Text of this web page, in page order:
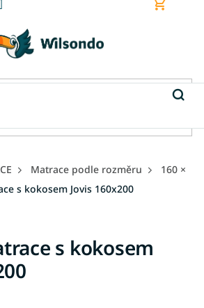
Nákupní
Matrace podle rozměru
160 ×
s kokosem Jovis 160x200
s kokosem